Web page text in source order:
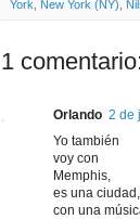
York
New York (NY)
1
Orlando 2 de
Yo también
voy con
Memphis,
es una ciudad,
con una